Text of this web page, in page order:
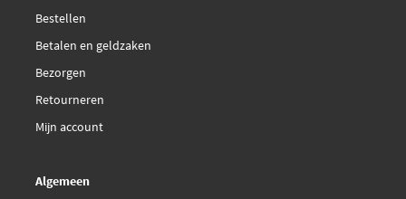
Bestellen
Betalen en geldzaken
Bezorgen
Retourneren
Mijn account
Algemeen